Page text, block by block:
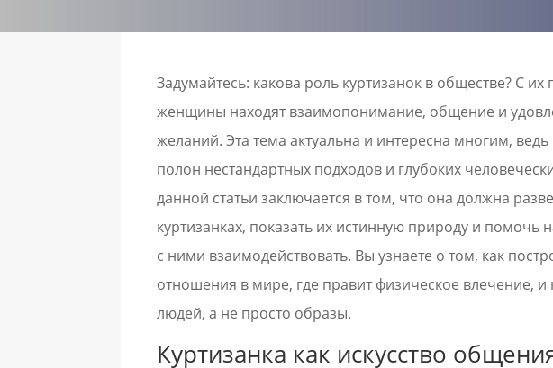
Задумайтесь: какова роль куртизанок в обществе? С
женщины находят взаимопонимание, общение и
желаний. Эта тема актуальна и интересна многим,
полон нестандартных подходов и глубоких
данной статьи заключается в том, что она должна
куртизанках, показать их истинную природу и помочь
с ними взаимодействовать. Вы узнаете о том, как
отношения в мире, где правит физическое влечение, и
людей, а не просто образы.
Куртизанка как искусство